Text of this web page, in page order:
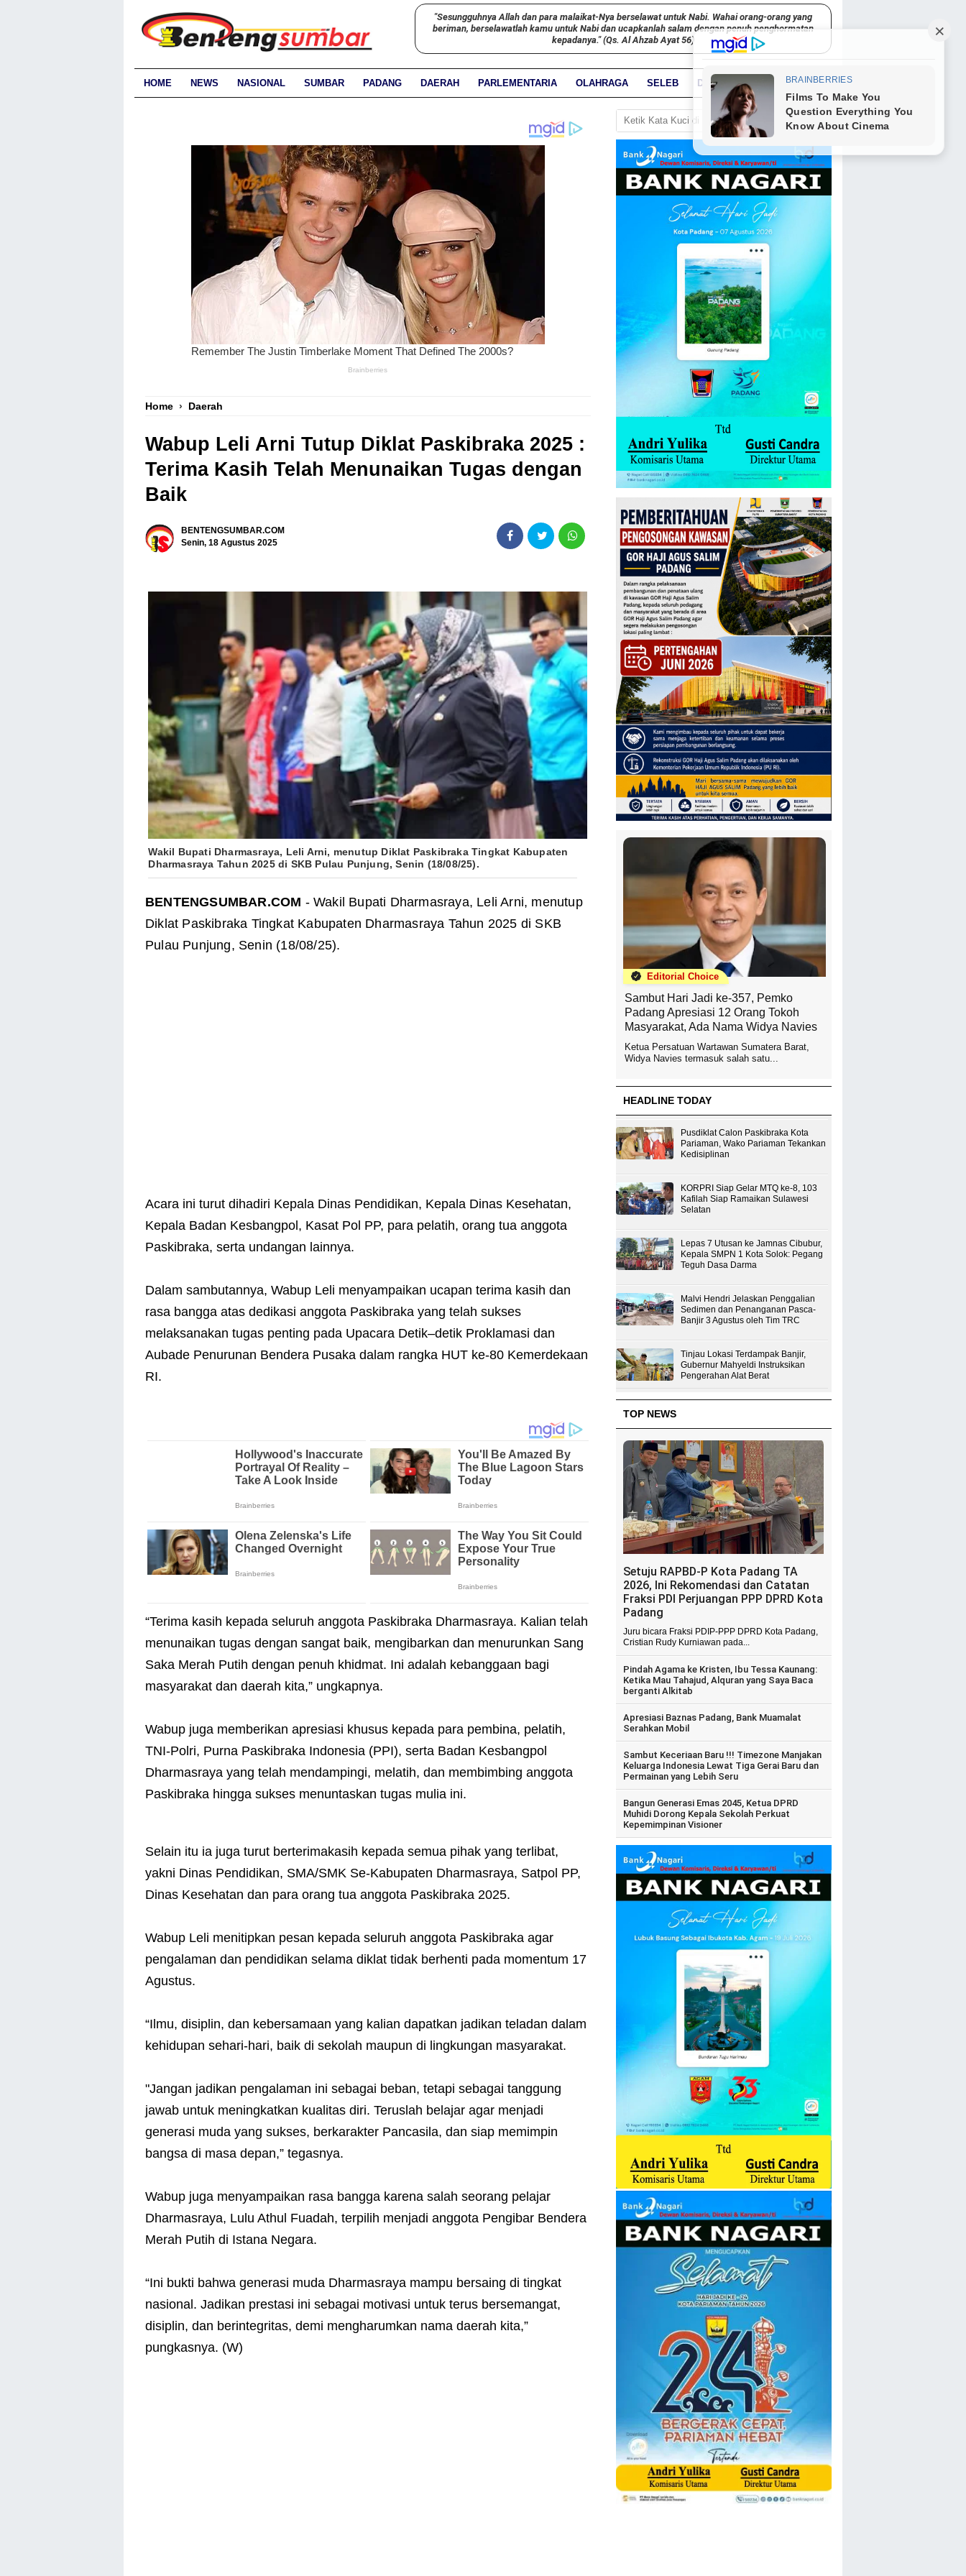
"Sesungguhnya Allah dan para malaikat-Nya berselawat untuk Nabi. Wahai orang-orang yang
beriman, berselawatlah kamu untuk Nabi dan ucapkanlah salam dengan penuh penghormatan
kepadanya." (Qs. Al Ahzab Ayat 56)
HOME NEWS NASIONAL SUMBAR PADANG DAERAH PARLEMENTARIA OLAHRAGA SELEB DUNIA PARIWARA
Home › Daerah
Wabup Leli Arni Tutup Diklat Paskibraka 2025 :
Terima Kasih Telah Menunaikan Tugas dengan
Baik
BENTENGSUMBAR.COM
Senin, 18 Agustus 2025
Wakil Bupati Dharmasraya, Leli Arni, menutup Diklat Paskibraka Tingkat Kabupaten
Dharmasraya Tahun 2025 di SKB Pulau Punjung, Senin (18/08/25).
BENTENGSUMBAR.COM - Wakil Bupati Dharmasraya, Leli Arni, menutup
Diklat Paskibraka Tingkat Kabupaten Dharmasraya Tahun 2025 di SKB
Pulau Punjung, Senin (18/08/25).
Acara ini turut dihadiri Kepala Dinas Pendidikan, Kepala Dinas Kesehatan,
Kepala Badan Kesbangpol, Kasat Pol PP, para pelatih, orang tua anggota
Paskibraka, serta undangan lainnya.
Dalam sambutannya, Wabup Leli menyampaikan ucapan terima kasih dan
rasa bangga atas dedikasi anggota Paskibraka yang telah sukses
melaksanakan tugas penting pada Upacara Detik–detik Proklamasi dan
Aubade Penurunan Bendera Pusaka dalam rangka HUT ke-80 Kemerdekaan
RI.
“Terima kasih kepada seluruh anggota Paskibraka Dharmasraya. Kalian telah
menunaikan tugas dengan sangat baik, mengibarkan dan menurunkan Sang
Saka Merah Putih dengan penuh khidmat. Ini adalah kebanggaan bagi
masyarakat dan daerah kita,” ungkapnya.
Wabup juga memberikan apresiasi khusus kepada para pembina, pelatih,
TNI-Polri, Purna Paskibraka Indonesia (PPI), serta Badan Kesbangpol
Dharmasraya yang telah mendampingi, melatih, dan membimbing anggota
Paskibraka hingga sukses menuntaskan tugas mulia ini.
Selain itu ia juga turut berterimakasih kepada semua pihak yang terlibat,
yakni Dinas Pendidikan, SMA/SMK Se-Kabupaten Dharmasraya, Satpol PP,
Dinas Kesehatan dan para orang tua anggota Paskibraka 2025.
Wabup Leli menitipkan pesan kepada seluruh anggota Paskibraka agar
pengalaman dan pendidikan selama diklat tidak berhenti pada momentum 17
Agustus.
“Ilmu, disiplin, dan kebersamaan yang kalian dapatkan jadikan teladan dalam
kehidupan sehari-hari, baik di sekolah maupun di lingkungan masyarakat.
"Jangan jadikan pengalaman ini sebagai beban, tetapi sebagai tanggung
jawab untuk meningkatkan kualitas diri. Teruslah belajar agar menjadi
generasi muda yang sukses, berkarakter Pancasila, dan siap memimpin
bangsa di masa depan,” tegasnya.
Wabup juga menyampaikan rasa bangga karena salah seorang pelajar
Dharmasraya, Lulu Athul Fuadah, terpilih menjadi anggota Pengibar Bendera
Merah Putih di Istana Negara.
“Ini bukti bahwa generasi muda Dharmasraya mampu bersaing di tingkat
nasional. Jadikan prestasi ini sebagai motivasi untuk terus bersemangat,
disiplin, dan berintegritas, demi mengharumkan nama daerah kita,”
pungkasnya. (W)
GO
Editorial Choice
Sambut Hari Jadi ke-357, Pemko
Padang Apresiasi 12 Orang Tokoh
Masyarakat, Ada Nama Widya Navies
Ketua Persatuan Wartawan Sumatera Barat,
Widya Navies termasuk salah satu...
HEADLINE TODAY
Pusdiklat Calon Paskibraka Kota
Pariaman, Wako Pariaman Tekankan
Kedisiplinan
KORPRI Siap Gelar MTQ ke-8, 103
Kafilah Siap Ramaikan Sulawesi
Selatan
Lepas 7 Utusan ke Jamnas Cibubur,
Kepala SMPN 1 Kota Solok: Pegang
Teguh Dasa Darma
Malvi Hendri Jelaskan Penggalian
Sedimen dan Penanganan Pasca-
Banjir 3 Agustus oleh Tim TRC
Tinjau Lokasi Terdampak Banjir,
Gubernur Mahyeldi Instruksikan
Pengerahan Alat Berat
TOP NEWS
Setuju RAPBD-P Kota Padang TA
2026, Ini Rekomendasi dan Catatan
Fraksi PDI Perjuangan PPP DPRD Kota
Padang
Juru bicara Fraksi PDIP-PPP DPRD Kota Padang,
Cristian Rudy Kurniawan pada...
Pindah Agama ke Kristen, Ibu Tessa Kaunang:
Ketika Mau Tahajud, Alquran yang Saya Baca
berganti Alkitab
Apresiasi Baznas Padang, Bank Muamalat
Serahkan Mobil
Sambut Keceriaan Baru !!! Timezone Manjakan
Keluarga Indonesia Lewat Tiga Gerai Baru dan
Permainan yang Lebih Seru
Bangun Generasi Emas 2045, Ketua DPRD
Muhidi Dorong Kepala Sekolah Perkuat
Kepemimpinan Visioner